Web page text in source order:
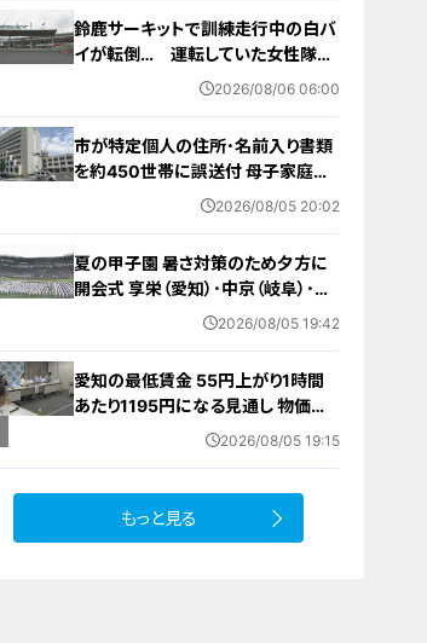
鈴鹿サーキットで訓練走行中の白バ
イが転倒… 運転していた女性隊員
（20代）が頭を打つなどして重傷
2026/08/06 06:00
市が特定個人の住所･名前入り書類
を約450世帯に誤送付 母子家庭が
医療助成費受ける更新手続きの“見
2026/08/05 20:02
夏の甲子園 暑さ対策のため夕方に
開会式 享栄（愛知）･中京（岐阜）･三
重（三重）の球児たちも晴れやかな表
2026/08/05 19:42
愛知の最低賃金 55円上がり1時間
あたり1195円になる見通し 物価高
で｢もっと上げてほしい｣の声…一方
2026/08/05 19:15
もっと見る